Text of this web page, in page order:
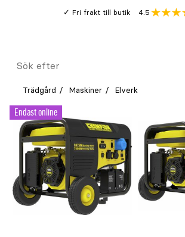
Fri frakt till butik
Genomsnitt
4.5
Meny
Sök
Trädgård Maskiner Elverk
Endast online